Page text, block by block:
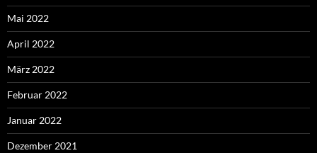
Mai 2022
April 2022
März 2022
Februar 2022
Januar 2022
Dezember 2021